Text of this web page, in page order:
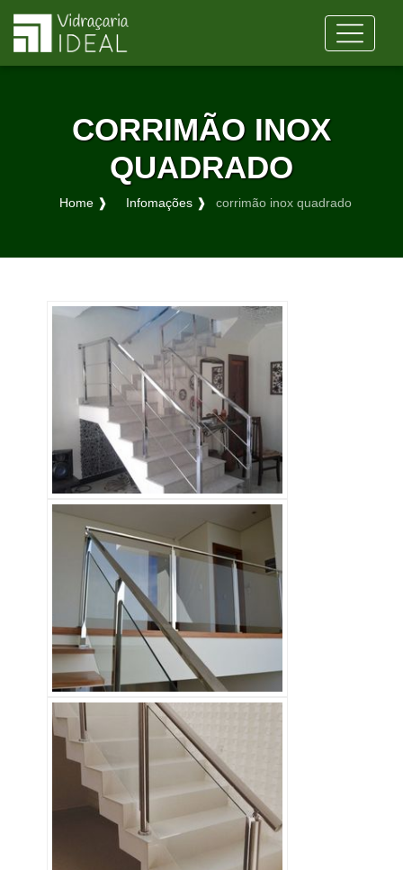
CORRIMÃO INOX
QUADRADO
Home ❱ Infomações ❱ corrimão inox quadrado